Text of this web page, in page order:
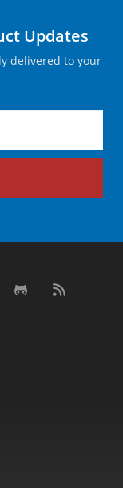
Updates
delivered to your